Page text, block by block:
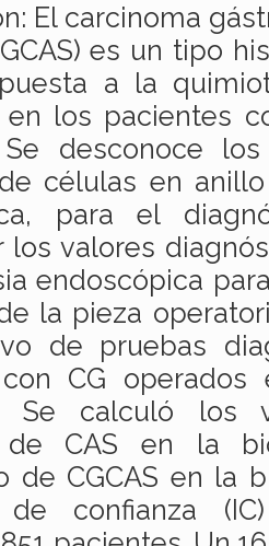
El carcinoma
es un tipo
a la
los pacientes
Se desconoce
células en
para el
los valores
endoscópica
la pieza
de pruebas
CG
Se calculó los
de CAS en la
de CGCAS en la
de confianza